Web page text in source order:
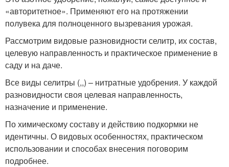
«авторитетное». Применяют его на протяжении
полувека для полноценного вызревания урожая.
Рассмотрим видовые разновидности селитр, их состав,
целевую направленность и практическое применение в
саду и на даче.
Все виды селитры (,,) – нитратные удобрения. У каждой
разновидности своя целевая направленность,
назначение и применение.
По химическому составу и действию подкормки не
идентичны. О видовых особенностях, практическом
использовании и способах внесения поговорим
подробнее.